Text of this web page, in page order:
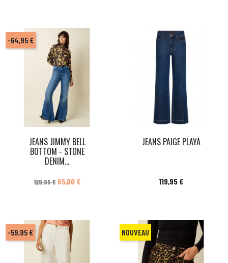
JEANS JIMMY BELL
BOTTOM - STONE
DENIM...
Prix de base
129,95 € Prix
65,00 €
-64,95 €
JEANS PAIGE PLAYA
Prix
119,95 €
-59,95 € NOUVEAU